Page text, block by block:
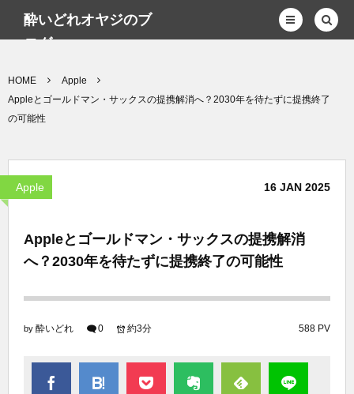
酔いどれオヤジのブ
ログwp
HOME
Apple
Appleとゴールドマン・サックスの提携解消へ？2030年を待たずに提携終了
の可能性
Apple 16 JAN 2025
Appleとゴールドマン・サックスの提携解消
へ？2030年を待たずに提携終了の可能性
by 酔いどれ 0 588 PV
約3分